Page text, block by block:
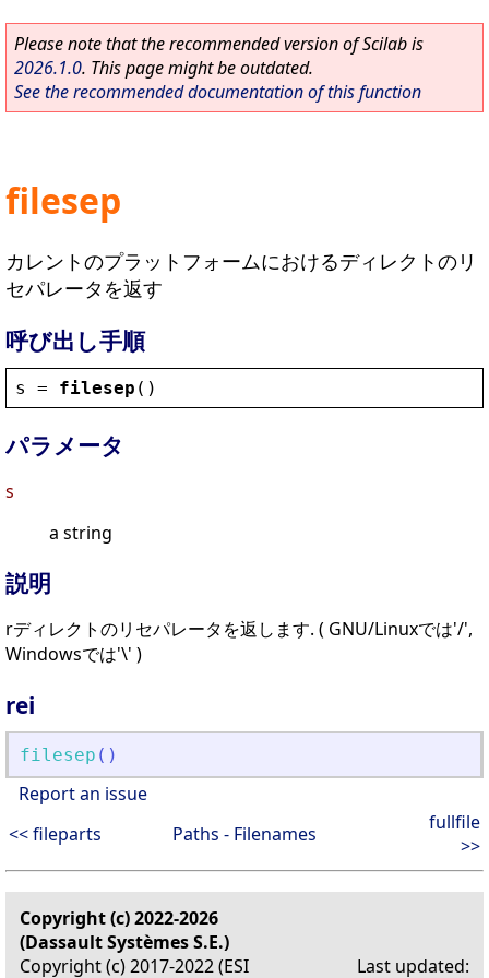
Please note that the recommended version of Scilab is
2026.1.0. This page might be outdated.
See the recommended documentation of this function
filesep
カレントのプラットフォームにおけるディレクトのリ
セパレータを返す
呼び出し手順
s = filesep ()
パラメータ
s
a string
説明
rディレクトのリセパレータを返します. ( GNU/Linuxでは'/',
Windowsでは'\' )
rei
filesep ( )
Report an issue
<< fileparts
Paths - Filenames
fullfile
>>
Copyright (c) 2022-2026
(Dassault Systèmes S.E.)
Copyright (c) 2017-2022 (ESI
Last updated: